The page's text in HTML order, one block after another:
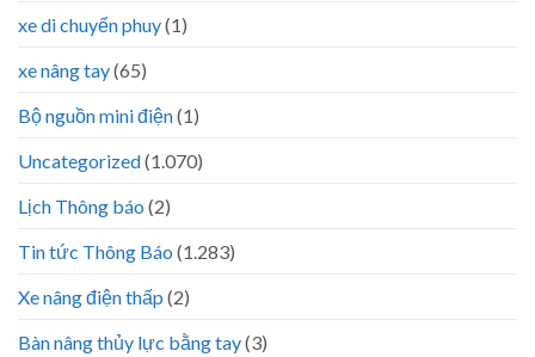
xe di chuyển phuy(1)
xe nâng tay(65)
Bộ nguồn mini điện(1)
Uncategorized(1.070)
Lịch Thông báo (2)
Tin tức Thông Báo (1.283)
Xe nâng điện thấp (2)
Bàn nâng thủy lực bằng tay(3)